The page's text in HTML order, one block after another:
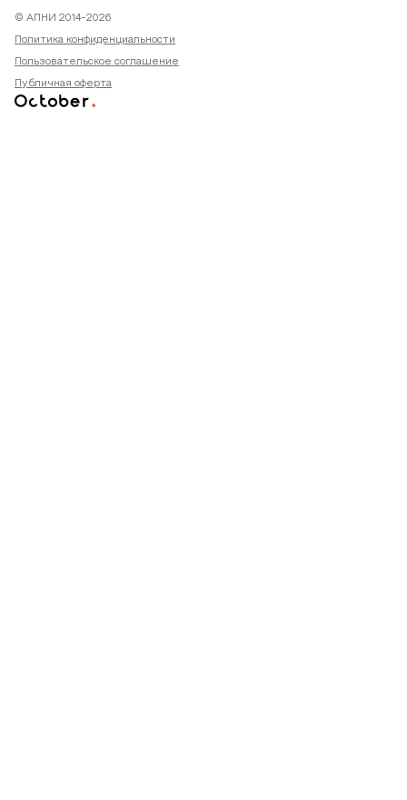
© АПНИ 2014-2026
Политика конфиденциальности
Пользовательское соглашение
Публичная оферта